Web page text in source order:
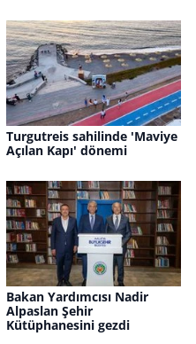
Turgutreis sahilinde 'Maviye
Açılan Kapı' dönemi
Bakan Yardımcısı Nadir
Alpaslan Şehir
Kütüphanesini gezdi